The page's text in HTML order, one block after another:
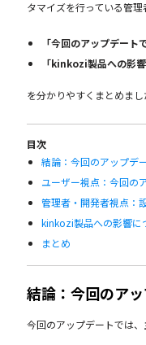
タマイズを行っている管理
「今回のアップデート
「kinkozi製品への影響
を分かりやすくまとめまし
目次
結論：今回のアップデ
ユーザー視点：今回の
管理者・開発者視点：
kinkozi製品への影響に
まとめ
結論：今回のア
今回のアップデートでは、